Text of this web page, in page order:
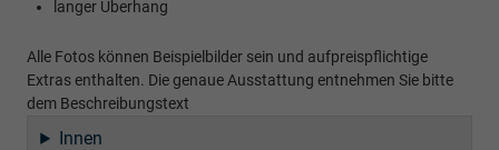
langer Überhang
Alle Fotos können Beispielbilder sein und aufpreispflichtige
Extras enthalten. Die genaue Ausstattung entnehmen Sie bitte
dem Beschreibungstext
Innen